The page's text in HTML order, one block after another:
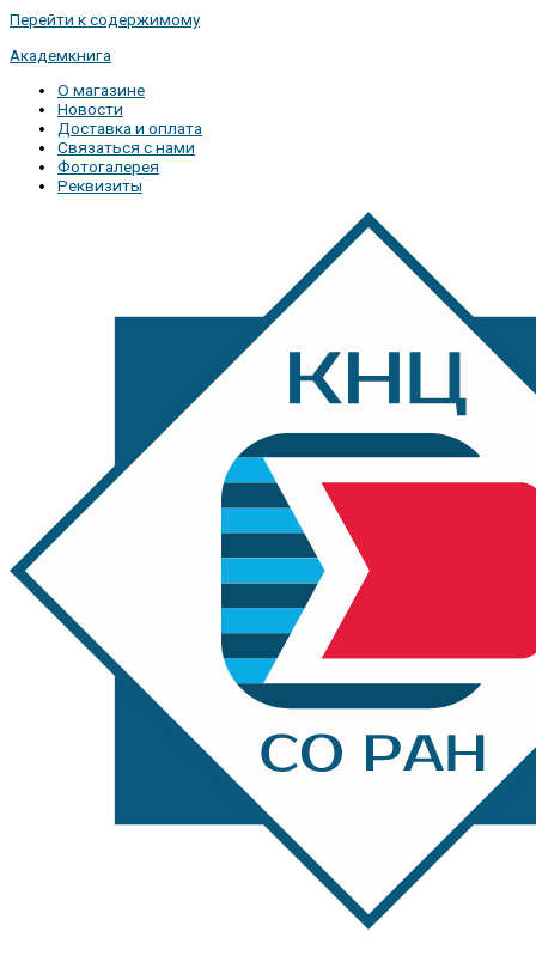
Перейти к содержимому
Академкнига
О магазине
Новости
Доставка и оплата
Связаться с нами
Фотогалерея
Реквизиты